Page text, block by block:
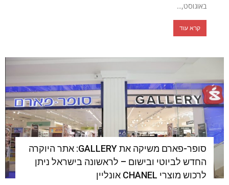
באוגוסט,...
קרא עוד
סופר-פארם משיקה את GALLERY: אתר היוקרה
החדש לביוטי ובישום – לראשונה בישראל ניתן
לרכוש מוצרי CHANEL אונליין